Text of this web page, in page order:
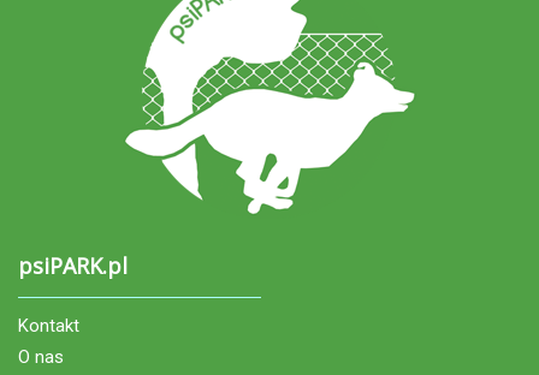
psiPARK.pl
Kontakt
O nas